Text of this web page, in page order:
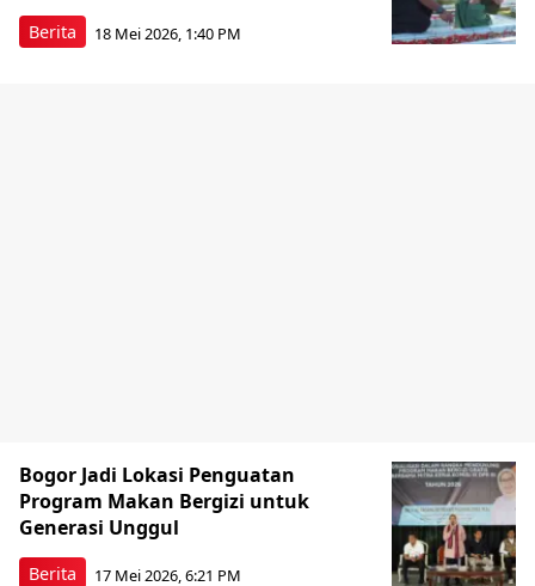
Berita 18 Mei 2026, 1:40 PM
Berita
Bogor Jadi Lokasi Penguatan
Program Makan Bergizi untuk
Generasi Unggul
17 Mei 2026, 6:21 PM